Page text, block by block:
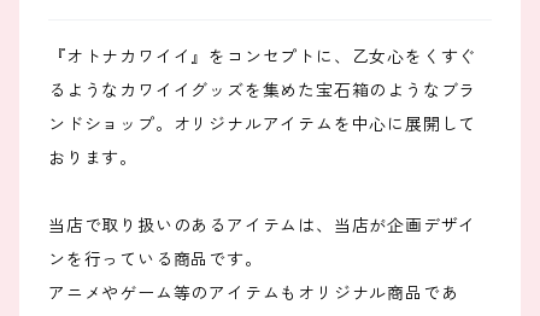
『オトナカワイイ』をコンセプトに、乙女心をくすぐ
るようなカワイイグッズを集めた宝石箱のようなブラ
ンドショップ。オリジナルアイテムを中心に展開して
おります。
当店で取り扱いのあるアイテムは、当店が企画デザイ
ンを行っている商品です。
アニメやゲーム等のアイテムもオリジナル商品であ